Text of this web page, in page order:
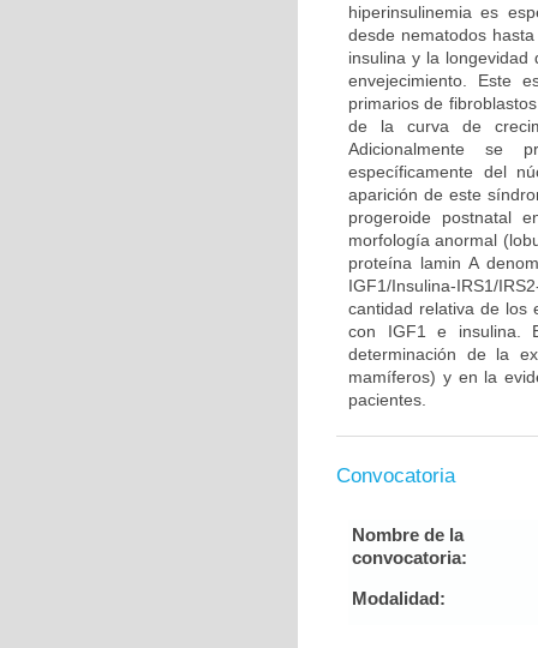
hiperinsulinemia es
desde nematodos
insulina y la
envejecimiento. Este
primarios de
de la curva de
Adicionalmente se
específicamente del
aparición de este
progeroide postnatal
morfología anormal
proteína lamin A
IGF1/Insulina-IRS1/
cantidad relativa de los
con IGF1 e insulina.
determinación de la
mamíferos) y en la
pacientes.
Convocatoria
Nombre de la
convocatoria:
Modalidad: